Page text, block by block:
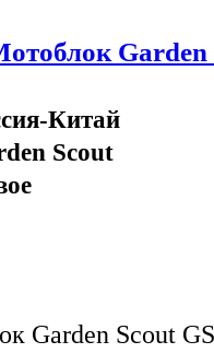
Garden
Китай
Scout
Garden Scout